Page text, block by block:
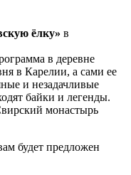
ёлку» в
в деревне
в Карелии, а сами ее
и незадачливые
байки и легенды.
монастырь
будет предложен